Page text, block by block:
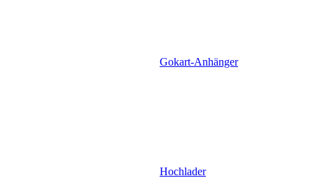
Gokart-Anhänger
Hochlader